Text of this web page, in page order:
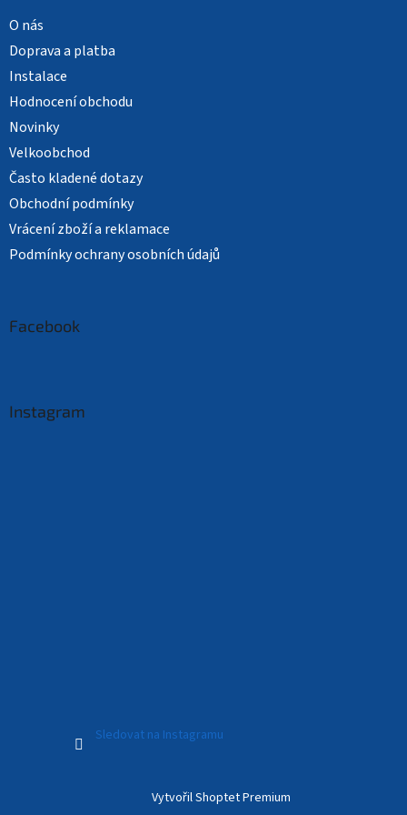
O nás
Doprava a platba
Instalace
Hodnocení obchodu
Novinky
Velkoobchod
Často kladené dotazy
Obchodní podmínky
Vrácení zboží a reklamace
Podmínky ochrany osobních údajů
Facebook
Instagram
Sledovat na Instagramu
Vytvořil Shoptet Premium
Vítězslava (Kuřim)